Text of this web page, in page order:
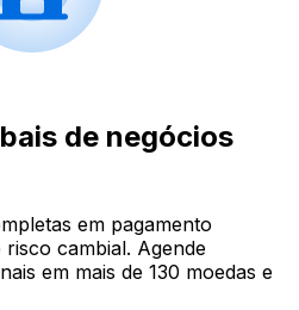
de negócios
em pagamento
cambial. Agende
em mais de 130 moedas e